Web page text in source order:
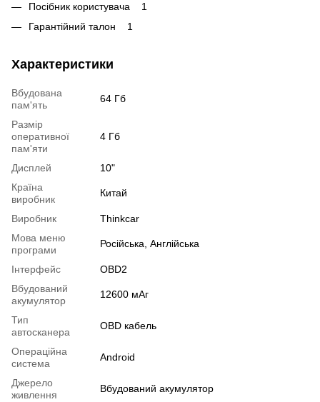
Посібник користувача 1
Гарантійний талон 1
Характеристики
Вбудована
пам'ять
64 Гб
Размір
оперативної
пам'яти
4 Гб
Дисплей
10"
Країна
виробник
Китай
Виробник
Thinkcar
Мова меню
програми
Російська, Англійська
Інтерфейс
OBD2
Вбудований
акумулятор
12600 мАг
Тип
автосканера
OBD кабель
Операційна
система
Android
Джерело
живлення
Вбудований акумулятор